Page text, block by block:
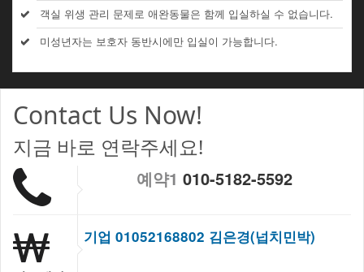
객실 위생 관리 문제로 애완동물은 함께 입실하실 수 없습니다.
미성년자는 보호자 동반시에만 입실이 가능합니다.
Contact Us Now!
지금 바로 연락주세요!
예약1 010-5182-5592
기업 01052168802 김은경(넙치민박)